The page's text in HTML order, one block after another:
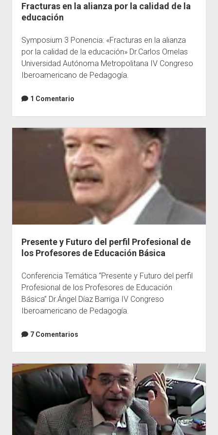
Escuelas
Fracturas en la alianza por la calidad de la
educación
Symposium 3 Ponencia: «Fracturas en la alianza
por la calidad de la educación» Dr.Carlos Ornelas
Universidad Autónoma Metropolitana IV Congreso
Iberoamericano de Pedagogía.
1 Comentario
Presente y Futuro del perfil Profesional de
los Profesores de Educación Básica
Conferencia Temática “Presente y Futuro del perfil
Profesional de los Profesores de Educación
Básica” Dr.Ángel Díaz Barriga IV Congreso
Iberoamericano de Pedagogía.
7 Comentarios